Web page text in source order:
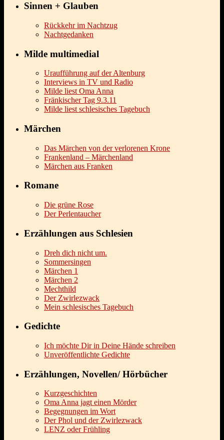
Sinnen + Glauben
Rückkehr im Nachtzug
Nachtgedanken
Milde multimedial
Uraufführung auf der Altenburg
Interviews in TV und Radio
Milde liest Oma Anna
Fränkischer Tag 9.3.11
Milde liest schlesisches Tagebuch
Märchen
Das Märchen von der verlorenen Krone
Frankenland – Märchenland
Märchen aus Franken
Romane
Die grüne Rose
Der Perlentaucher
Erzählungen aus Schlesien
Dreh dich nicht um.
Sommersingen
Märchen 1
Märchen 2
Mechthild
Der Zwirlezwack
Mein schlesisches Tagebuch
Gedichte
Ich möchte Dir in Deine Hände schreiben
Unveröffentlichte Gedichte
Erzählungen, Novellen/ Hörbücher
Kurzgeschichten
Oma Anna jagt einen Mörder
Begegnungen im Wort
Der Phol und der Zwirlezwack
LENZ oder Frühling